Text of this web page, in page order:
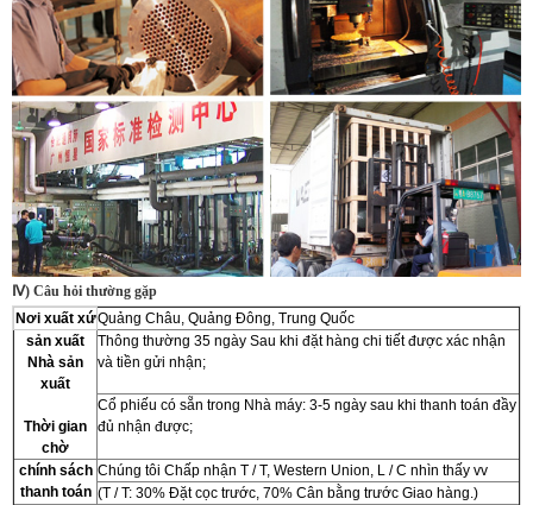
Ⅳ) Câu hỏi thường gặp
Nơi xuất xứQuảng Châu, Quảng Đông, Trung Quốc
sản xuất
Nhà sản
xuất
Thời gian
chờ
Thông thường 35 ngày Sau khi đặt hàng chi tiết được xác nhận
và tiền gửi nhận;
Cổ phiếu có sẵn trong Nhà máy: 3-5 ngày sau khi thanh toán đầy
đủ nhận được;
chính sách
thanh toán
Chúng tôi Chấp nhận T / T, Western Union, L / C nhìn thấy vv
(T / T: 30% Đặt cọc trước, 70% Cân bằng trước Giao hàng.)